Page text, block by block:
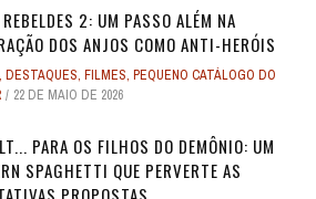
2: UM PASSO ALÉM NA
DOS ANJOS COMO ANTI-HERÓIS
, DESTAQUES, FILMES, PEQUENO CATÁLOGO DO
22 DE MAIO DE 2026
PARA OS FILHOS DO DEMÔNIO: UM
SPAGHETTI QUE PERVERTE AS